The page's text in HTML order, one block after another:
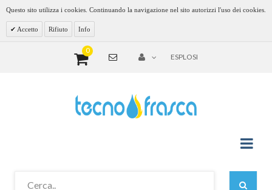
Questo sito utilizza i cookies. Continuando la navigazione nel sito autorizzi l'uso dei cookies.
Accetto Rifiuto Info
0
ESPLOSI